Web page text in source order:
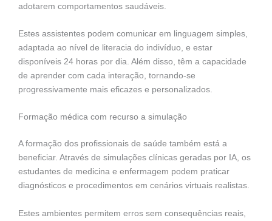
adotarem comportamentos saudáveis.
Estes assistentes podem comunicar em linguagem simples,
adaptada ao nível de literacia do indivíduo, e estar
disponíveis 24 horas por dia. Além disso, têm a capacidade
de aprender com cada interação, tornando-se
progressivamente mais eficazes e personalizados.
Formação médica com recurso a simulação
A formação dos profissionais de saúde também está a
beneficiar. Através de simulações clínicas geradas por IA, os
estudantes de medicina e enfermagem podem praticar
diagnósticos e procedimentos em cenários virtuais realistas.
Estes ambientes permitem erros sem consequências reais,